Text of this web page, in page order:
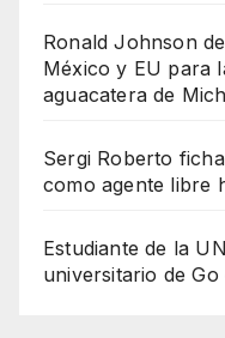
Ronald Johnson
México y EU para
aguacatera de
Sergi Roberto
como agente libre
Estudiante de la
universitario de Go